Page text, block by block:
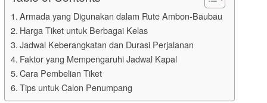
Armada yang Digunakan dalam Rute Ambon-Baubau
Harga Tiket untuk Berbagai Kelas
Jadwal Keberangkatan dan Durasi Perjalanan
Faktor yang Mempengaruhi Jadwal Kapal
Cara Pembelian Tiket
Tips untuk Calon Penumpang